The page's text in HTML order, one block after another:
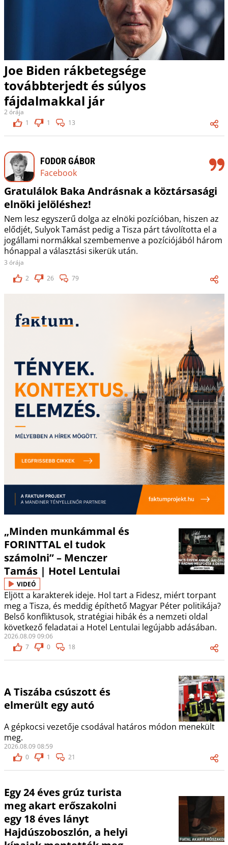
Joe Biden rákbetegsége
továbbterjedt és súlyos
fájdalmakkal jár
2 órája
1
1 13
FODOR GÁBOR
Facebook
Gratulálok Baka Andrásnak a köztársasági
elnöki jelöléshez!
Nem lesz egyszerű dolga az elnöki pozícióban, hiszen az
elődjét, Sulyok Tamást pedig a Tisza párt távolította el a
jogállami normákkal szembemenve a pozíciójából három
hónappal a választási sikerük után.
3 órája
2
26 79
„Minden munkámmal és
FORINTTAL el tudok
számolni” – Menczer
Tamás | Hotel Lentulai
VIDEÓ
Eljött a karakterek ideje. Hol tart a Fidesz, miért torpant
meg a Tisza, és meddig építhető Magyar Péter politikája?
Belső konfliktusok, stratégiai hibák és a nemzeti oldal
következő feladatai a Hotel Lentulai legújabb adásában.
2026.08.09 09:06
7
0 18
A Tiszába csúszott és
elmerült egy autó
A gépkocsi vezetője csodával határos módon menekült
meg.
2026.08.09 08:59
0
1 21
Egy 24 éves grúz turista
meg akart erőszakolni
egy 18 éves lányt
Hajdúszoboszlón, a helyi